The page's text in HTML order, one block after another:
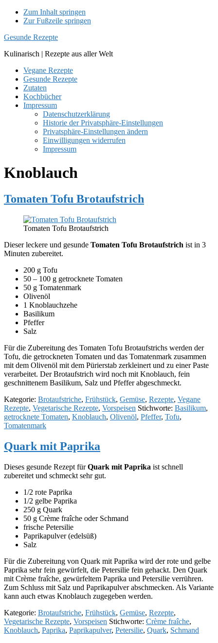
Zum Inhalt springen
Zur Fußzeile springen
Gesunde Rezepte
Kulinarisch | Rezepte aus aller Welt
Vegane Rezepte
Gesunde Rezepte
Zutaten
Kochbücher
Impressum
Datenschutzerklärung
Historie der Privatsphäre-Einstellungen
Privatsphäre-Einstellungen ändern
Einwilligungen widerrufen
Impressum
Knoblauch
Tomaten Tofu Brotaufstrich
Tomaten Tofu Brotaufstrich
Dieser leckere und gesunde Tomaten Tofu Brotaufstrich ist in 3
Minuten zubereitet.
200 g Tofu
50 – 100 g getrocknete Tomaten
50 g Tomatenmark
Olivenöl
1 Knoblauchzehe
Basilikum
Pfeffer
Salz
Für die Zubereitung des Tomaten Tofu Brotaufstrichs werden der
Tofu, die getrockneten Tomaten und das Tomatenmark zusammen
mit dem Olivenöl mit dem Pürierstab zerkleinert und zu einer Paste
verarbeitet. Der Brotaufstrich wird noch mit Knoblauch, fein
geschnittenem Basilikum, Salz und Pfeffer abgeschmeckt.
Kategorie: Brotaufstriche, Frühstück, Gemüse, Rezepte, Vegane
Rezepte, Vegetarische Rezepte, Vorspeisen Stichworte: Basilikum,
getrocknete Tomaten, Knoblauch, Olivenöl, Pfeffer, Tofu,
Tomatenmark
Quark mit Paprika
Dieses gesunde Rezept fürQuark mit Paprika ist schnell
zubereitet und schmeckt sehr gut.
1/2 rote Paprika
1/2 gelbe Paprika
250 g Quark
50 g Crème fraîche oder Schmand
frische Petersilie
Paprikapulver (edelsüß)
Salz
Für die Zubereitung von Quark mit Paprika wird der rote und gelbe
Paprika sehr fein gewürfelt, die Petersilie fein gehackt. Den Quark
mit Crème fraîche, gewürfeltem Paprika und Petersilie verrühren.
Zum Schluss mit Salz und Paprikapulver abschmecken. Als Variante
kann auch etwas Knoblauch zugegeben werden.
Kategorie: Brotaufstriche, Frühstück, Gemüse, Rezepte,
Vegetarische Rezepte, Vorspeisen Stichworte: Crème fraîche,
Knoblauch, Paprika, Paprikapulver, Petersilie, Quark, Schmand